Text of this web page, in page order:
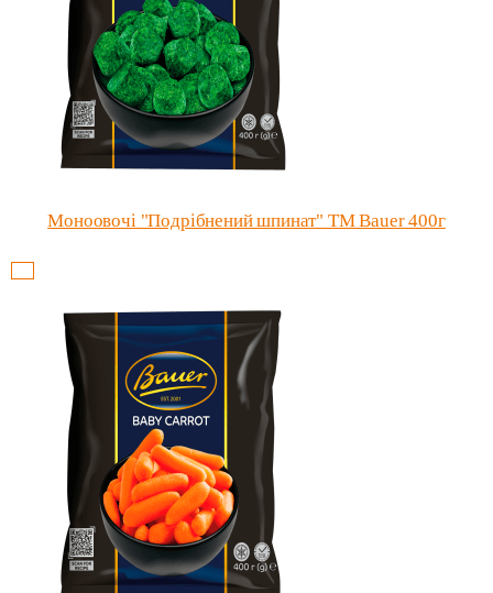
Моноовочі "Подрібнений шпинат" ТМ Bauer 400г